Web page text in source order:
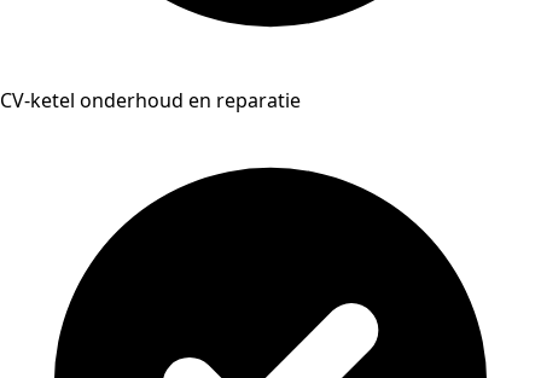
CV-ketel onderhoud en reparatie